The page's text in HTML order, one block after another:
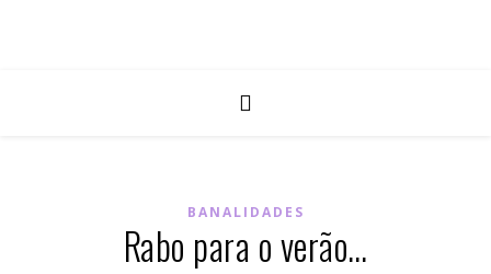
BANALIDADES
Rabo para o verão…